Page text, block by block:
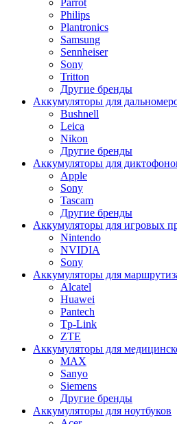
Philips
Plantronics
Samsung
Sennheiser
Sony
Tritton
Другие бренды
Аккумуляторы для
Bushnell
Leica
Nikon
Другие бренды
Аккумуляторы для
Apple
Sony
Tascam
Другие бренды
Аккумуляторы для игровых
Nintendo
NVIDIA
Sony
Аккумуляторы для
Alcatel
Huawei
Pantech
Tp-Link
ZTE
Аккумуляторы для
MAX
Sanyo
Siemens
Другие бренды
Аккумуляторы для ноутбуков